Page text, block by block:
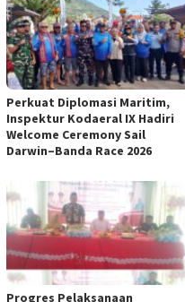
Perkuat Diplomasi Maritim,
Inspektur Kodaeral IX Hadiri
Welcome Ceremony Sail
Darwin–Banda Race 2026
Progres Pelaksanaan